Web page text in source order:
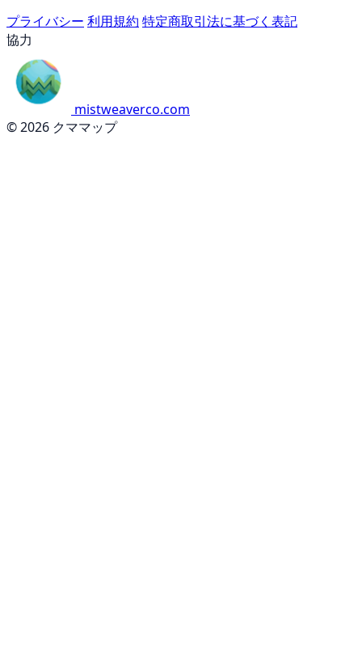
プライバシー 利用規約 特定商取引法に基づく表記
協力
mistweaverco.com
© 2026 クママップ